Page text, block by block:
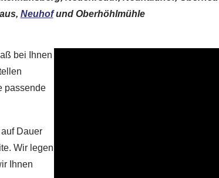
Neuhofund Oberhöhlmühle
bei Ihnen
passende
Dauer
Wir legen
Ihnen